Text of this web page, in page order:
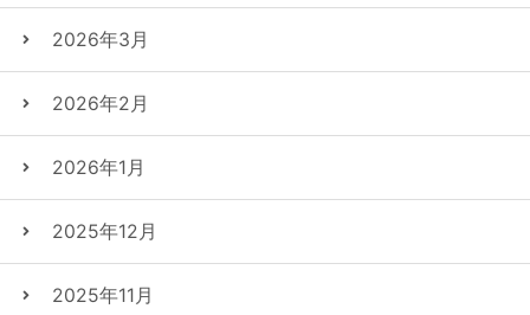
2026年3月
2026年2月
2026年1月
2025年12月
2025年11月